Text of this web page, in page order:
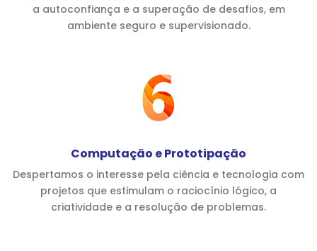
a autoconfiança e a superação de desafios, em
ambiente seguro e supervisionado.
Computação e Prototipação
Despertamos o interesse pela ciência e tecnologia com
projetos que estimulam o raciocínio lógico, a
criatividade e a resolução de problemas.